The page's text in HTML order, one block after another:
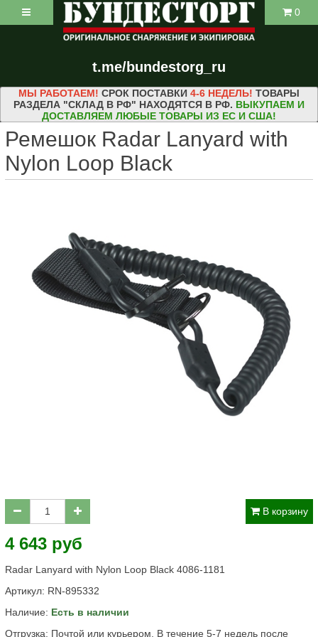
t.me/bundestorg_ru
0
МЫ РАБОТАЕМ! СРОК ПОСТАВКИ 4-6 НЕДЕЛЬ! ТОВАРЫ
РАЗДЕЛА "СКЛАД В РФ" НАХОДЯТСЯ В РФ. ВЫКУПАЕМ И
ДОСТАВЛЯЕМ ЛЮБЫЕ ТОВАРЫ ИЗ ЕС И США!
Ремешок Radar Lanyard with
Nylon Loop Black
В корзину
4 643 руб
Radar Lanyard with Nylon Loop Black 4086-1181
Артикул: RN-895332
Наличие: Есть в наличии
Отгрузка: Почтой или курьером. В течение 5-7 недель после